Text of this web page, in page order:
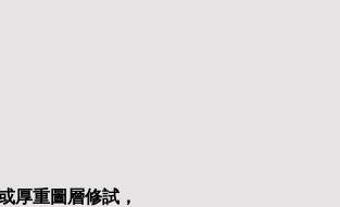
厚重圖層修試，